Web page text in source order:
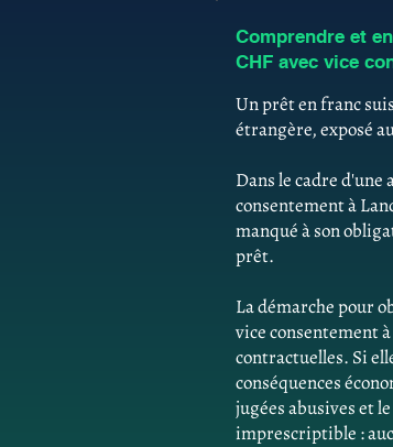
Comprendre et
CHF avec vice
Un prêt en franc
étrangère, exposé
Dans le cadre d'une
consentement à
manqué à son
prêt.
La démarche pour
vice consentement
contractuelles. Si
conséquences
jugées abusives et
imprescriptible :